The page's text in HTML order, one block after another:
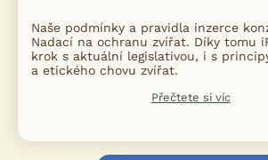
Naše podmínky a pravidla inzerce
Nadací na ochranu zvířat. Díky tomu
krok s aktuální legislativou, i s
a etického chovu zvířat.
Přečtete si víc